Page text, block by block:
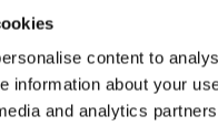
content to
information about your
and analytics